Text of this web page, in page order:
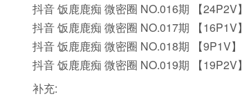
抖音 饭鹿鹿痴 微密圈 NO.016期 【24P2V】
抖音 饭鹿鹿痴 微密圈 NO.017期 【16P1V】
抖音 饭鹿鹿痴 微密圈 NO.018期 【9P1V】
抖音 饭鹿鹿痴 微密圈 NO.019期 【19P2V】
补充: